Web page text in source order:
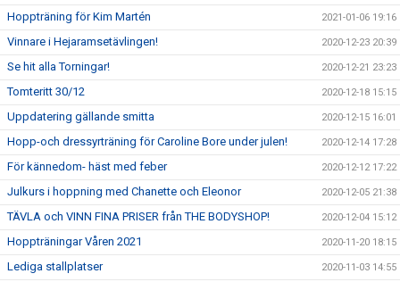
Hoppträning för Kim Martén 2021-01-06 19:16
Vinnare i Hejaramsetävlingen! 2020-12-23 20:39
Se hit alla Torningar! 2020-12-21 23:23
Tomteritt 30/12 2020-12-18 15:15
Uppdatering gällande smitta 2020-12-15 16:01
Hopp-och dressyrträning för Caroline Bore under julen! 2020-12-14 17:28
För kännedom- häst med feber 2020-12-12 17:22
Julkurs i hoppning med Chanette och Eleonor 2020-12-05 21:38
TÄVLA och VINN FINA PRISER från THE BODYSHOP! 2020-12-04 15:12
Hoppträningar Våren 2021 2020-11-20 18:15
Lediga stallplatser 2020-11-03 14:55